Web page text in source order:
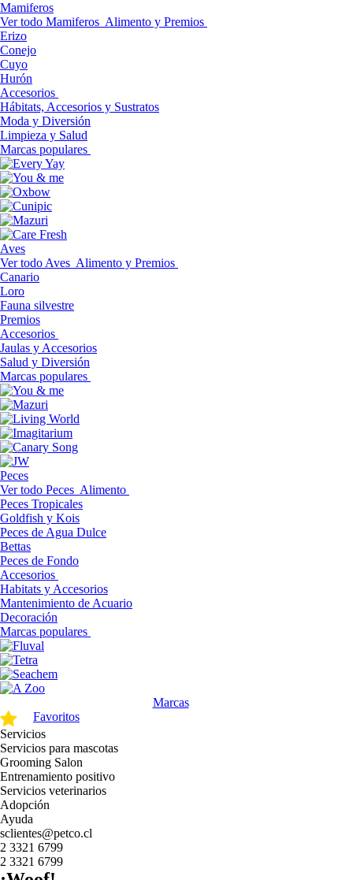
Mamiferos
Ver todo Mamiferos Alimento y Premios
Erizo
Conejo
Cuyo
Hurón
Accesorios
Hábitats, Accesorios y Sustratos
Moda y Diversión
Limpieza y Salud
Marcas populares
Aves
Ver todo Aves Alimento y Premios
Canario
Loro
Fauna silvestre
Premios
Accesorios
Jaulas y Accesorios
Salud y Diversión
Marcas populares
Peces
Ver todo Peces Alimento
Peces Tropicales
Goldfish y Kois
Peces de Agua Dulce
Bettas
Peces de Fondo
Accesorios
Habitats y Accesorios
Mantenimiento de Acuario
Decoración
Marcas populares
Marcas
Favoritos
Servicios
Servicios para mascotas
Grooming Salon
Entrenamiento positivo
Servicios veterinarios
Adopción
Ayuda
sclientes@petco.cl
2 3321 6799
2 3321 6799